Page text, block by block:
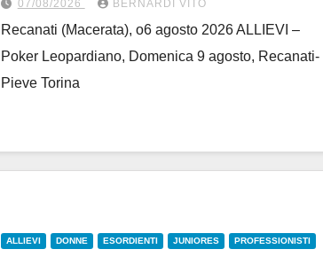
Poeta Italiano Giacomo Leopardi
07/08/2026 BERNARDI VITO
Recanati (Macerata), o6 agosto 2026 ALLIEVI –
Poker Leopardiano, Domenica 9 agosto, Recanati-
Pieve Torina
ALLIEVI DONNE ESORDIENTI JUNIORES PROFESSIONISTI